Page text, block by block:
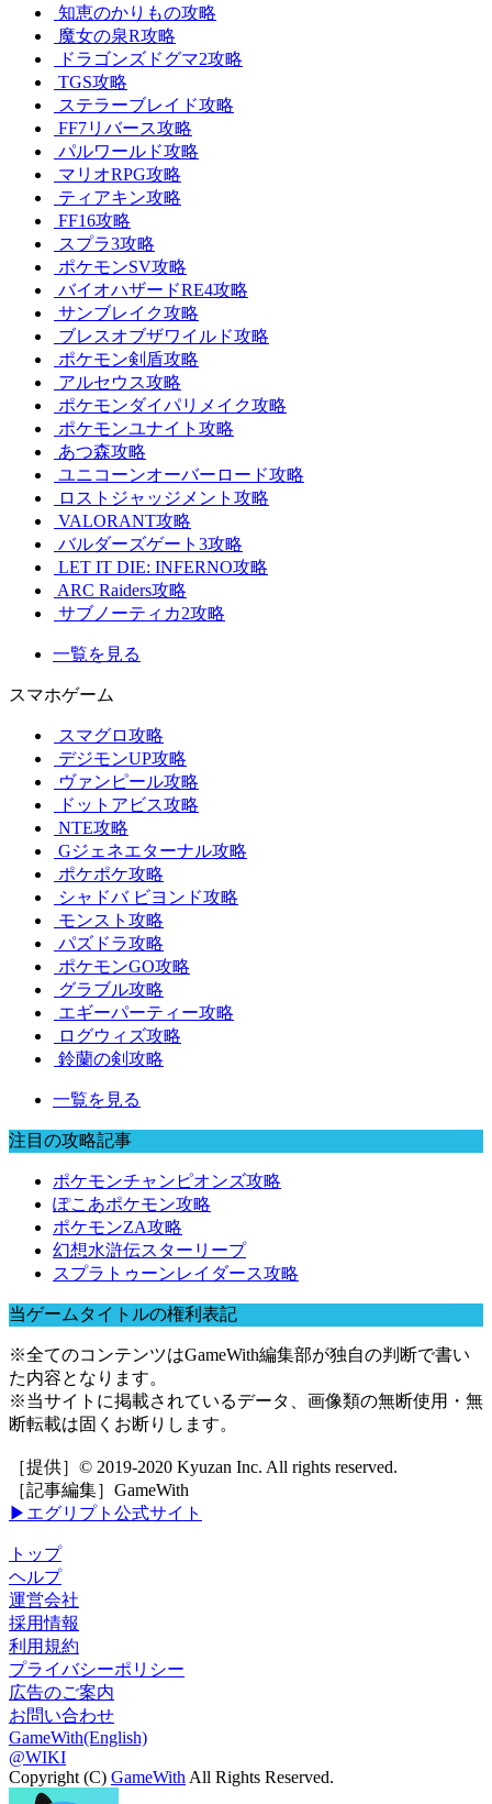
知恵のかりもの攻略
魔女の泉R攻略
ドラゴンズドグマ2攻略
TGS攻略
ステラーブレイド攻略
FF7リバース攻略
パルワールド攻略
マリオRPG攻略
ティアキン攻略
FF16攻略
スプラ3攻略
ポケモンSV攻略
バイオハザードRE4攻略
サンブレイク攻略
ブレスオブザワイルド攻略
ポケモン剣盾攻略
アルセウス攻略
ポケモンダイパリメイク攻略
ポケモンユナイト攻略
あつ森攻略
ユニコーンオーバーロード攻略
ロストジャッジメント攻略
VALORANT攻略
バルダーズゲート3攻略
LET IT DIE: INFERNO攻略
ARC Raiders攻略
サブノーティカ2攻略
一覧を見る
スマホゲーム
スマグロ攻略
デジモンUP攻略
ヴァンピール攻略
ドットアビス攻略
NTE攻略
Gジェネエターナル攻略
ポケポケ攻略
シャドバ ビヨンド攻略
モンスト攻略
パズドラ攻略
ポケモンGO攻略
グラブル攻略
エギーパーティー攻略
ログウィズ攻略
鈴蘭の剣攻略
一覧を見る
注目の攻略記事
ポケモンチャンピオンズ攻略
ぽこあポケモン攻略
ポケモンZA攻略
幻想水滸伝スターリープ
スプラトゥーンレイダース攻略
当ゲームタイトルの権利表記
※全てのコンテンツはGameWith編集部が独自の判断で書い
た内容となります。
※当サイトに掲載されているデータ、画像類の無断使用・無
断転載は固くお断りします。
［提供］© 2019-2020 Kyuzan Inc. All rights reserved.
［記事編集］GameWith
▶エグリプト公式サイト
トップ
ヘルプ
運営会社
採用情報
利用規約
プライバシーポリシー
広告のご案内
お問い合わせ
GameWith(English)
@WIKI
Copyright (C) GameWith All Rights Reserved.